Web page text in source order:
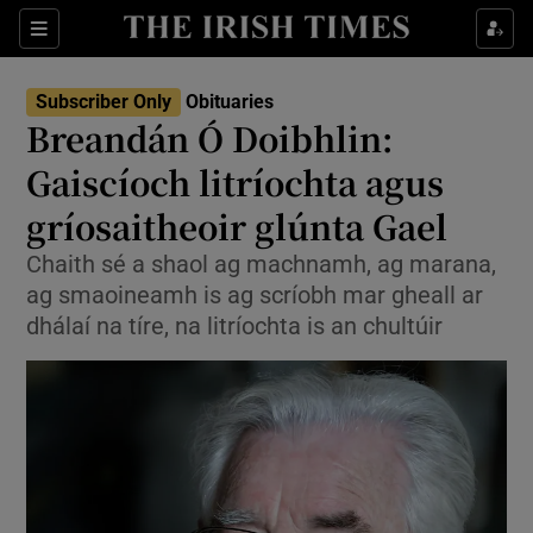
Sections
Show Culture sub sections
Show Technology sub sections
Show Science sub sections
Show Motors sub sections
Subscriber Only Obituaries
Breandán Ó Doibhlin:
Gaiscíoch litríochta agus
gríosaitheoir glúnta Gael
Chaith sé a shaol ag machnamh, ag marana,
ag smaoineamh is ag scríobh mar gheall ar
dhálaí na tíre, na litríochta is an chultúir